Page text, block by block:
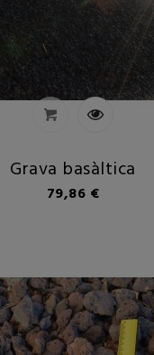
Grava basàltica
Preu
79,86 €